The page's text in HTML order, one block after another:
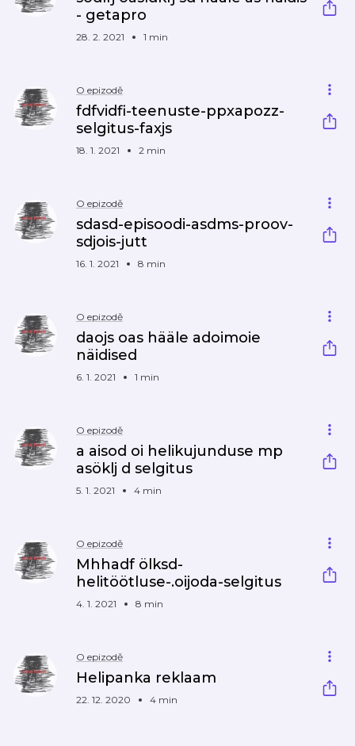
- getapro
28. 2. 2021 1 min
O epizodě
fdfvidfi-teenuste-ppxapozz-
selgitus-faxjs
18. 1. 2021 2 min
O epizodě
sdasd-episoodi-asdms-proov-
sdjois-jutt
16. 1. 2021 8 min
O epizodě
daojs oas hääle adoimoie
näidised
6. 1. 2021 1 min
O epizodě
a aisod oi helikujunduse mp
asöklj d selgitus
5. 1. 2021 4 min
O epizodě
Mhhadf ölksd-
helitöötluse-.oijoda-selgitus
4. 1. 2021 8 min
O epizodě
Helipanka reklaam
22. 12. 2020 4 min